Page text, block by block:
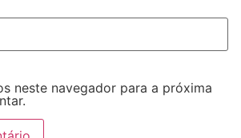
neste navegador para a próxima